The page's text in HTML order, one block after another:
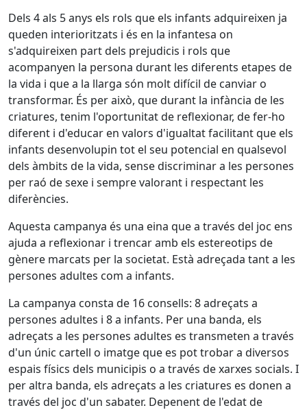
Dels 4 als 5 anys els rols que els infants adquireixen ja
queden interioritzats i és en la infantesa on
s'adquireixen part dels prejudicis i rols que
acompanyen la persona durant les diferents etapes de
la vida i que a la llarga són molt difícil de canviar o
transformar. És per això, que durant la infància de les
criatures, tenim l'oportunitat de reflexionar, de fer-ho
diferent i d'educar en valors d'igualtat facilitant que els
infants desenvolupin tot el seu potencial en qualsevol
dels àmbits de la vida, sense discriminar a les persones
per raó de sexe i sempre valorant i respectant les
diferències.
Aquesta campanya és una eina que a través del joc ens
ajuda a reflexionar i trencar amb els estereotips de
gènere marcats per la societat. Està adreçada tant a les
persones adultes com a infants.
La campanya consta de 16 consells: 8 adreçats a
persones adultes i 8 a infants. Per una banda, els
adreçats a les persones adultes es transmeten a través
d'un únic cartell o imatge que es pot trobar a diversos
espais físics dels municipis o a través de xarxes socials. I
per altra banda, els adreçats a les criatures es donen a
través del joc d'un sabater. Depenent de l'edat de